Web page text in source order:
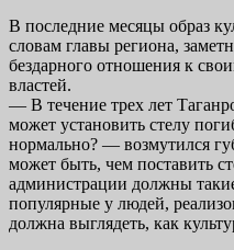
В последние месяцы образ
словам главы региона,
бездарного отношения к
властей.
— В течение трех лет
может установить стелу
нормально? — возмутился
может быть, чем поставить
администрации должны
популярные у людей,
должна выглядеть, как